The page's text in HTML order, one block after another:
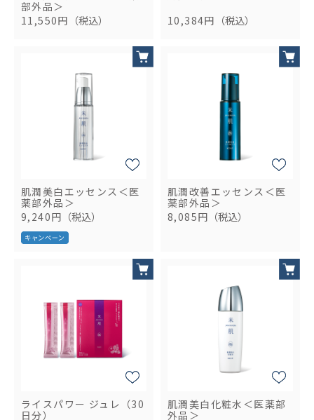
部外品＞
11,550円 （税込）
10,384円 （税込）
肌潤美白エッセンス＜医
薬部外品＞
9,240円 （税込）
肌潤改善エッセンス＜医
薬部外品＞
8,085円 （税込）
ライスパワー ジュレ（30
日分）
肌潤美白化粧水＜医薬部
外品＞